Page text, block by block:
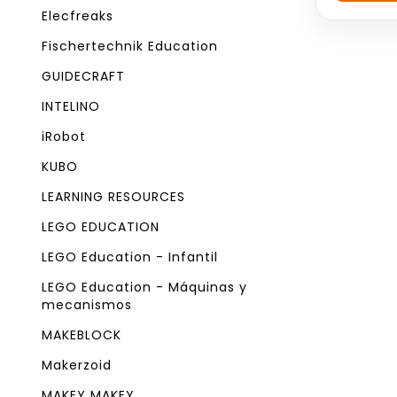
Elecfreaks
Fischertechnik Education
GUIDECRAFT
INTELINO
iRobot
KUBO
LEARNING RESOURCES
LEGO EDUCATION
LEGO Education - Infantil
LEGO Education - Máquinas y
mecanismos
MAKEBLOCK
Makerzoid